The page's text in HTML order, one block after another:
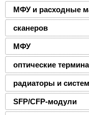
МФУ и расходные
сканеров
МФУ
оптические
радиаторы и
SFP/CFP-модули